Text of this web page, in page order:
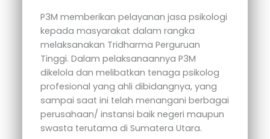
P3M memberikan pelayanan jasa psikologi
kepada masyarakat dalam rangka
melaksanakan Tridharma Perguruan
Tinggi. Dalam pelaksanaannya P3M
dikelola dan melibatkan tenaga psikolog
profesional yang ahli dibidangnya, yang
sampai saat ini telah menangani berbagai
perusahaan/ instansi baik negeri maupun
swasta terutama di Sumatera Utara.